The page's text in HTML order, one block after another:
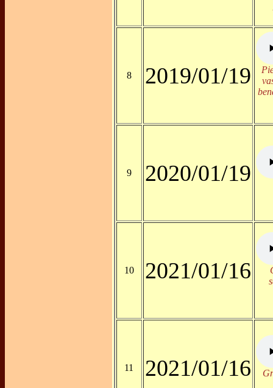
8 2019/01/19
9 2020/01/19
10 2021/01/16
11 2021/01/16